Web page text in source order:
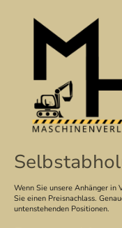
Wenn Sie unsere Anhänger in
Sie einen Preisnachlass.
untenstehenden Positionen.